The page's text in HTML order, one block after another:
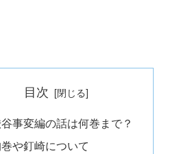
目次
事変編の話は何巻まで？
や釘崎について